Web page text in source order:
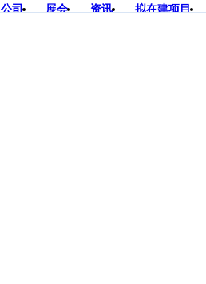
公司 展会 资讯 拟在建项目